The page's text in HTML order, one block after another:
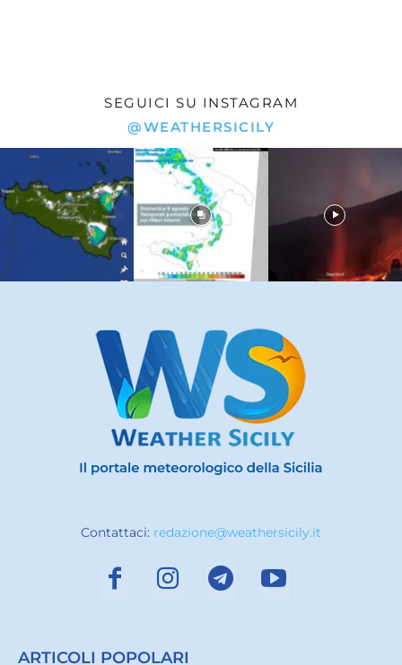
SEGUICI SU INSTAGRAM
@WEATHERSICILY
Contattaci: redazione@weathersicily.it
ARTICOLI POPOLARI